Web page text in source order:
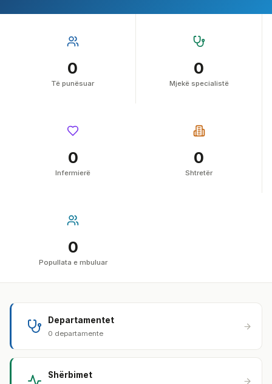
0
Të punësuar
0
Mjekë specialistë
0
Infermierë
0
Shtretër
0
Popullata e mbuluar
Departamentet
0 departamente
Shërbimet